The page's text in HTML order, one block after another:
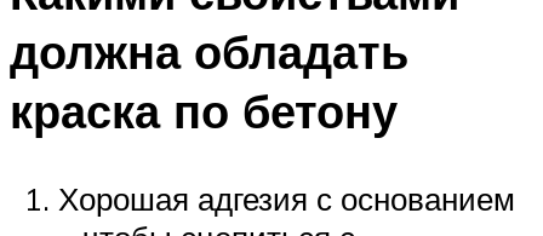
должна обладать
краска по бетону
Хорошая адгезия с основанием